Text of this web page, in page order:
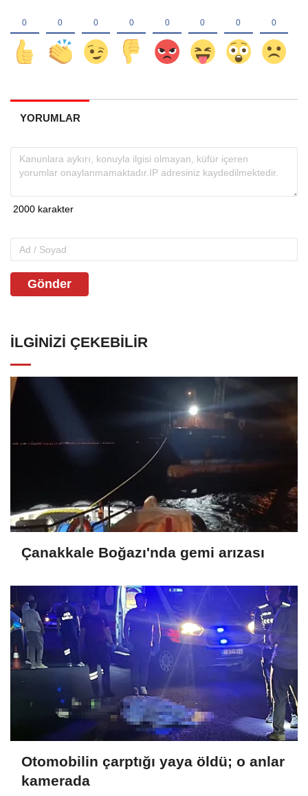
YORUMLAR
Gönder
İLGINIZI ÇEKEBILIR
Çanakkale Boğazı'nda gemi arızası
Otomobilin çarptığı yaya öldü; o anlar
kamerada